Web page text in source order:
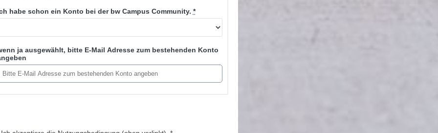
habe schon ein Konto bei der bw Campus Community. *
ja ausgewählt, bitte E-Mail Adresse zum bestehenden Konto